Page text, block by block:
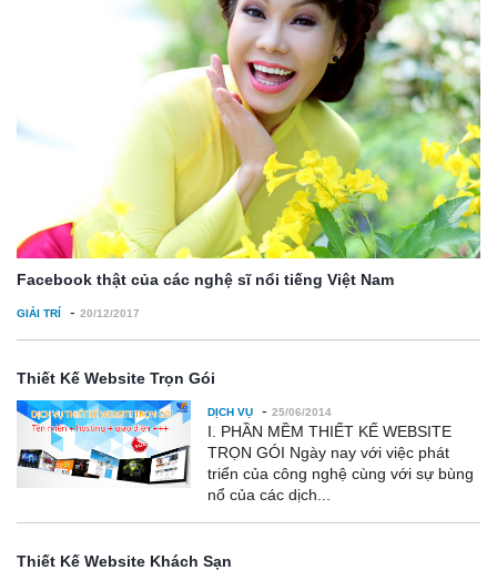
Facebook thật của các nghệ sĩ nổi tiếng Việt Nam
GIẢI TRÍ - 20/12/2017
Thiết Kế Website Trọn Gói
DỊCH VỤ - 25/06/2014
I. PHẦN MỀM THIẾT KẾ WEBSITE
TRỌN GÓI Ngày nay với việc phát
triển của công nghệ cùng với sự bùng
nổ của các dịch...
Thiết Kế Website Khách Sạn